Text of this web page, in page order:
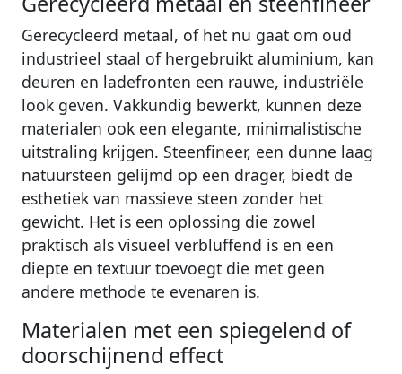
Gerecycleerd metaal, of het nu gaat om oud
industrieel staal of hergebruikt aluminium, kan
deuren en ladefronten een rauwe, industriële
look geven. Vakkundig bewerkt, kunnen deze
materialen ook een elegante, minimalistische
uitstraling krijgen. Steenfineer, een dunne laag
natuursteen gelijmd op een drager, biedt de
esthetiek van massieve steen zonder het
gewicht. Het is een oplossing die zowel
praktisch als visueel verbluffend is en een
diepte en textuur toevoegt die met geen
andere methode te evenaren is.
Materialen met een spiegelend of
doorschijnend effect